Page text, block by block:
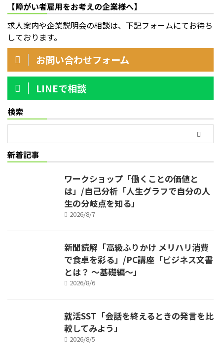
【障がい者雇用をお考えの企業様へ】
求人案内や企業説明会の相談は、下記フォームにてお待ち
しております。
お問い合わせフォーム
LINEで相談
検索
新着記事
ワークショップ「働くことの価値と
は」/自己分析「人生グラフで自分の人
生の分岐点を知る」
2026/8/7
新聞読解「高級ふりかけ メリハリ消費
で食卓を彩る」/PC講座「ビジネス文書
とは？ ～基礎編～」
2026/8/6
就活SST「会話を終えるときの発言を比
較してみよう」
2026/8/5